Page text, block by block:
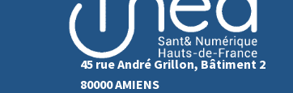
45 rue André Grillon, Bâtiment 2
80000 AMIENS